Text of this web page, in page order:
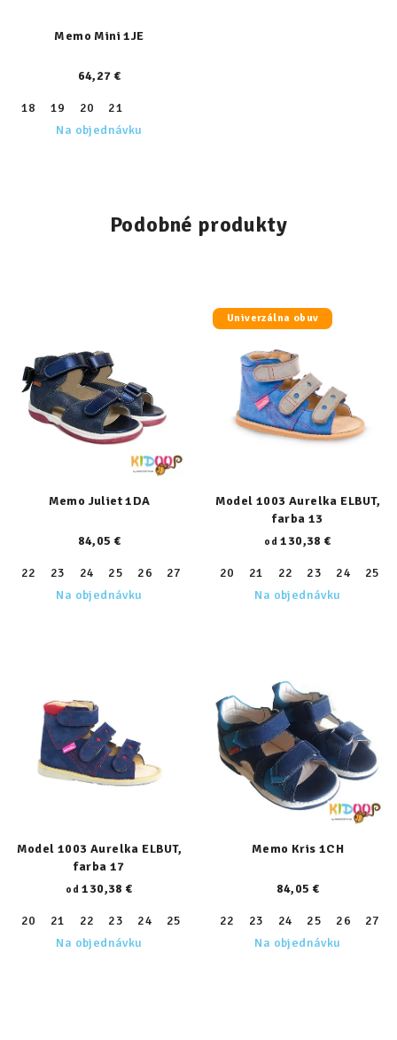
Memo Mini 1JE
64,27 €
18 19 20
21
Na objednávku
Podobné produkty
Memo Juliet 1DA
84,05 €
22 23 24 25 26 27 29 30
31
Na objednávku
Univerzálna obuv
Model 1003 Aurelka ELBUT,
farba 13
od 130,38 €
20 21 22 23 24 25
Na objednávku
Model 1003 Aurelka ELBUT,
farba 17
od 130,38 €
20 21 22 23 24 25 27 28 29 30 31
32
Na objednávku
Memo Kris 1CH
84,05 €
22 23 24 25 26 27
Na objednávku